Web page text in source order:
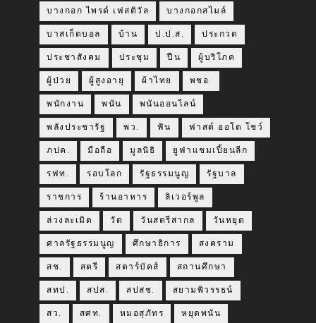
บางกอก ไพรด์ เฟสติวัล บางกอกสไมล์
บาสเก็ตบอล บ้าน ป.ป.ส. ประกวด
ประชาสังคม ประชุม ปืน ผู้บริโภค
ผู้ป่วย ผู้สูงอายุ ผ้าไทย พชอ.
พนักงาน พนัน พนันออนไลน์
พลังประชารัฐ พว. ฟัน ฟาสต์ ออโต โชว์
ภปค. มือถือ มูลนิธิ ยูฟ่าแชมเปี้ยนลีก
รฟท. รอบโลก รัฐธรรมนูญ รัฐบาล
ราชการ ร้านอาหาร ลิเวอร์พูล
ล่วงละเมิด วัด วันสตรีสากล วันหยุด
ศาลรัฐธรรมนูญ ศึกษาธิการ สงคราม
สช. สตรี สตาร์บัคส์ สถานศึกษา
สทป. สปส. สปสช. สยามพิวรรธน์
สว. สศท. หมอสุภัทร หยุดพนัน